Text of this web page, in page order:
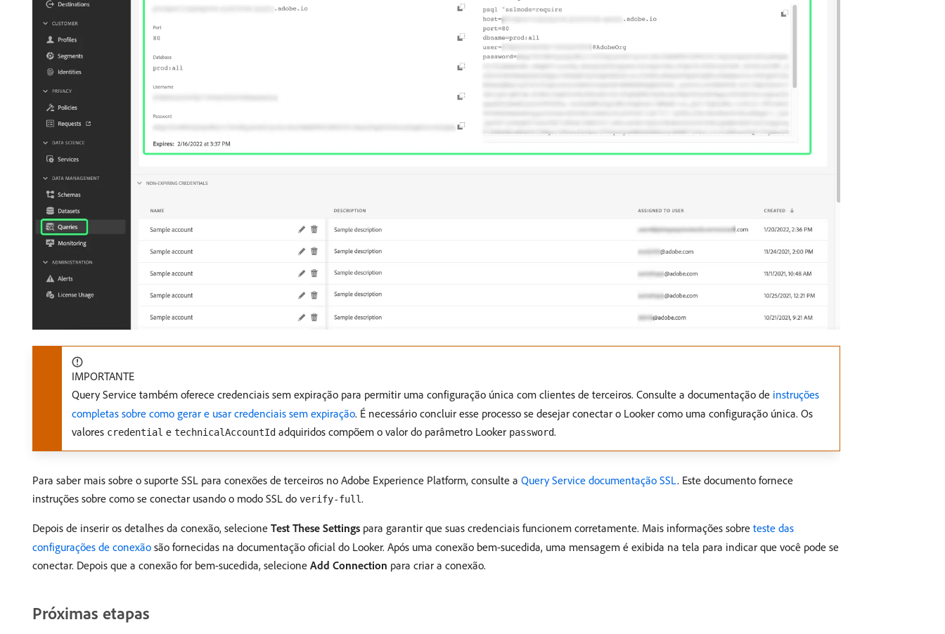
IMPORTANTE
Query Service também oferece credenciais sem expiração para permitir uma configuração única com clientes de terceiros. Consulte a documentação de instruções
completas sobre como gerar e usar credenciais sem expiração. É necessário concluir esse processo se desejar conectar o Looker como uma configuração única. Os
valores credential e technicalAccountId adquiridos compõem o valor do parâmetro Looker password.
Para saber mais sobre o suporte SSL para conexões de terceiros no Adobe Experience Platform, consulte a Query Service documentação SSL. Este documento fornece
instruções sobre como se conectar usando o modo SSL do verify-full.
Depois de inserir os detalhes da conexão, selecione Test These Settings para garantir que suas credenciais funcionem corretamente. Mais informações sobre teste das
configurações de conexão são fornecidas na documentação oficial do Looker. Após uma conexão bem-sucedida, uma mensagem é exibida na tela para indicar que você pode se
conectar. Depois que a conexão for bem-sucedida, selecione Add Connection para criar a conexão.
Próximas etapas